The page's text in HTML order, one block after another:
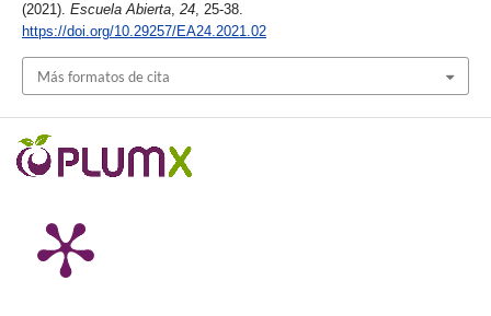
(2021). Escuela Abierta, 24, 25-38.
https://doi.org/10.29257/EA24.2021.02
Más formatos de cita